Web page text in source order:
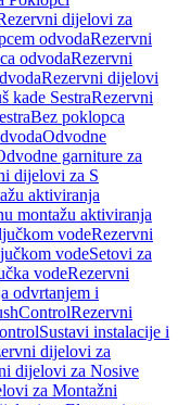
dijelovi za
odvodaRezervni
odvodaRezervni
Rezervni dijelovi
kade SestraRezervni
Bez poklopca
Odvodne
garniture za
dijelovi za S
aktiviranja
montažu aktiviranja
vodeRezervni
vodeSetovi za
vodeRezervni
odvrtanjem i
Rezervni
Sustavi instalacije i
dijelovi za
dijelovi za Nosive
za Montažni